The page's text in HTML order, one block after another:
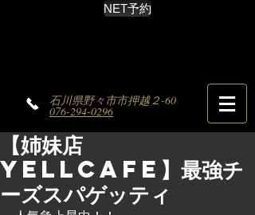
NET予約
石川県野々市市押越２-60
076-294-0296
【姉妹店
YELLCAFE】最強チ
ーズスパゲッティ